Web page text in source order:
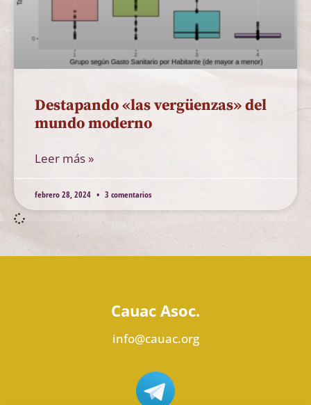
Destapando «las vergüenzas» del
mundo moderno
Leer más »
febrero 28, 2024 3 comentarios
Cauac Asoc.
info@cauac.org